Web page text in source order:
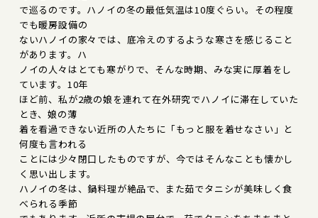
で巡るのです。ハノイの冬の最低気温は10度ぐらい。その程度
でも暖房設備の
ないハノイの家々では、底冷えのするような寒さを感じること
があります。ハ
ノイの人々はとても寒がりで、そんな時期、みな実に厚着をし
ています。10年
ほど前、私が2歳の娘を連れて在外研究でハノイに滞在していた
とき、娘の薄
着を看過できない近所の人たちに「もっと服を着せなさい」と
何度も言われる
ことには少々閉口したものですが、今ではそんなことも懐かし
く思い出します。
ハノイの冬は、鍋料理が絶品で、また茹でタニシが美味しく食
べられる季節